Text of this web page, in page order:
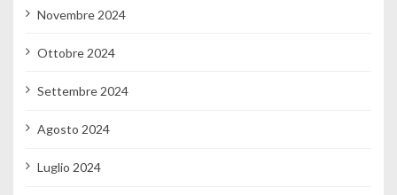
Novembre 2024
Ottobre 2024
Settembre 2024
Agosto 2024
Luglio 2024